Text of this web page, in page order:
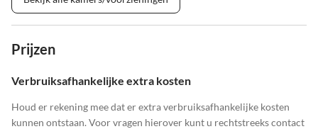
Prijzen
Verbruiksafhankelijke extra kosten
Houd er rekening mee dat er extra verbruiksafhankelijke kosten
kunnen ontstaan. Voor vragen hierover kunt u rechtstreeks contact